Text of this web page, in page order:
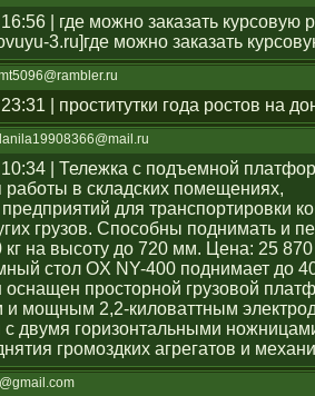
| где можно заказать курсовую
3.ru]где можно заказать
| проститутки года ростов на
| Тележка с подъемной
работы в складских помещениях,
для транспортировки
грузов. Способны поднимать и
кг на высоту до 720 мм. Цена: 25
стол OX NY-400 поднимает до
просторной грузовой
мощным 2,2-киловаттным
двумя горизонтальными
громоздких агрегатов и